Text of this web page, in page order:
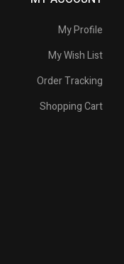
My Profile
My Wish List
Order Tracking
Shopping Cart